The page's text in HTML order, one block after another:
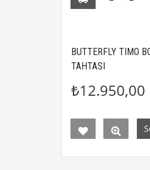
BUTTERFLY TIMO
TAHTASI
₺12.950,00